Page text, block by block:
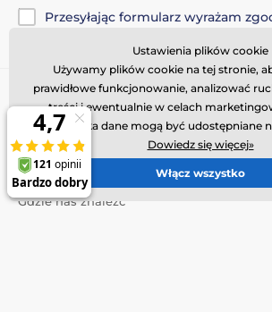
Przesyłając formularz wyrażam
Potrzebujesz porady offline
Obsługa klienta jest dostępna
+48 443 444 443
info@obroza-elektryczna.pl
Gdzie nas znaleźć
Ustawienia plików cookie
Używamy plików cookie na tej stronie,
prawidłowe funkcjonowanie, analizować
treści i ewentualnie w celach
użytkownika dane mogą być udostępniane
Dowiedz się więcej»
Włącz wszystko